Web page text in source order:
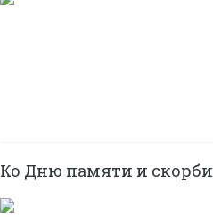
Ко Дню памяти и скорби